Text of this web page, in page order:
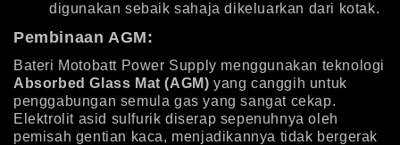
digunakan sebaik sahaja dikeluarkan dari kotak.
Pembinaan AGM:
Bateri Motobatt Power Supply menggunakan teknologi
Absorbed Glass Mat (AGM) yang canggih untuk
penggabungan semula gas yang sangat cekap.
Elektrolit asid sulfurik diserap sepenuhnya oleh
pemisah gentian kaca, menjadikannya tidak bergerak